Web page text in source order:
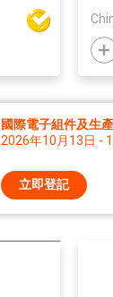
國際電子組件及生
2026年10月13日 -
立即登記